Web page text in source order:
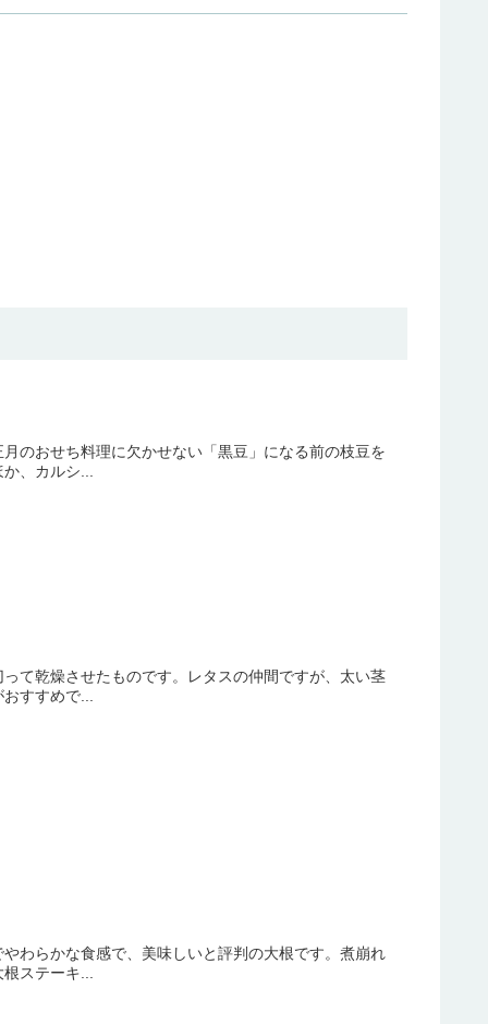
のおせち料理に欠かせない「黒豆」になる前の枝豆を
、カルシ...
て乾燥させたものです。レタスの仲間ですが、太い茎
すすめで...
わらかな食感で、美味しいと評判の大根です。煮崩れ
ステーキ...